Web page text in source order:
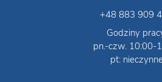
+48 883 909
Godziny
pn.-czw. 10:00-
pt: